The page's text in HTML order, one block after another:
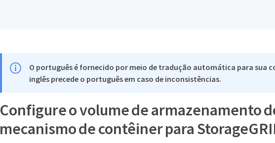
O português é fornecido por meio de tradução automática para sua
inglês precede o português em caso de inconsistências.
Configure o volume de armazenamento
mecanismo de contêiner para